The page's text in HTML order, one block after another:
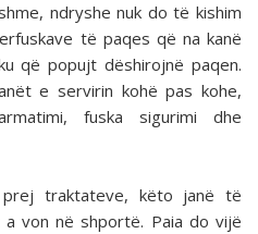
ndryshe nuk do të kishim
të paqes që na kanë
që popujt dëshirojnë paqen.
e servirin kohë pas kohe,
fuska sigurimi dhe
traktateve, këto janë të
von në shportë. Paia do vijë